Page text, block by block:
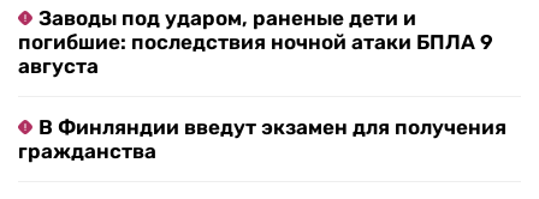
Заводы под ударом, раненые дети и
погибшие: последствия ночной атаки БПЛА 9
августа
В Финляндии введут экзамен для получения
гражданства